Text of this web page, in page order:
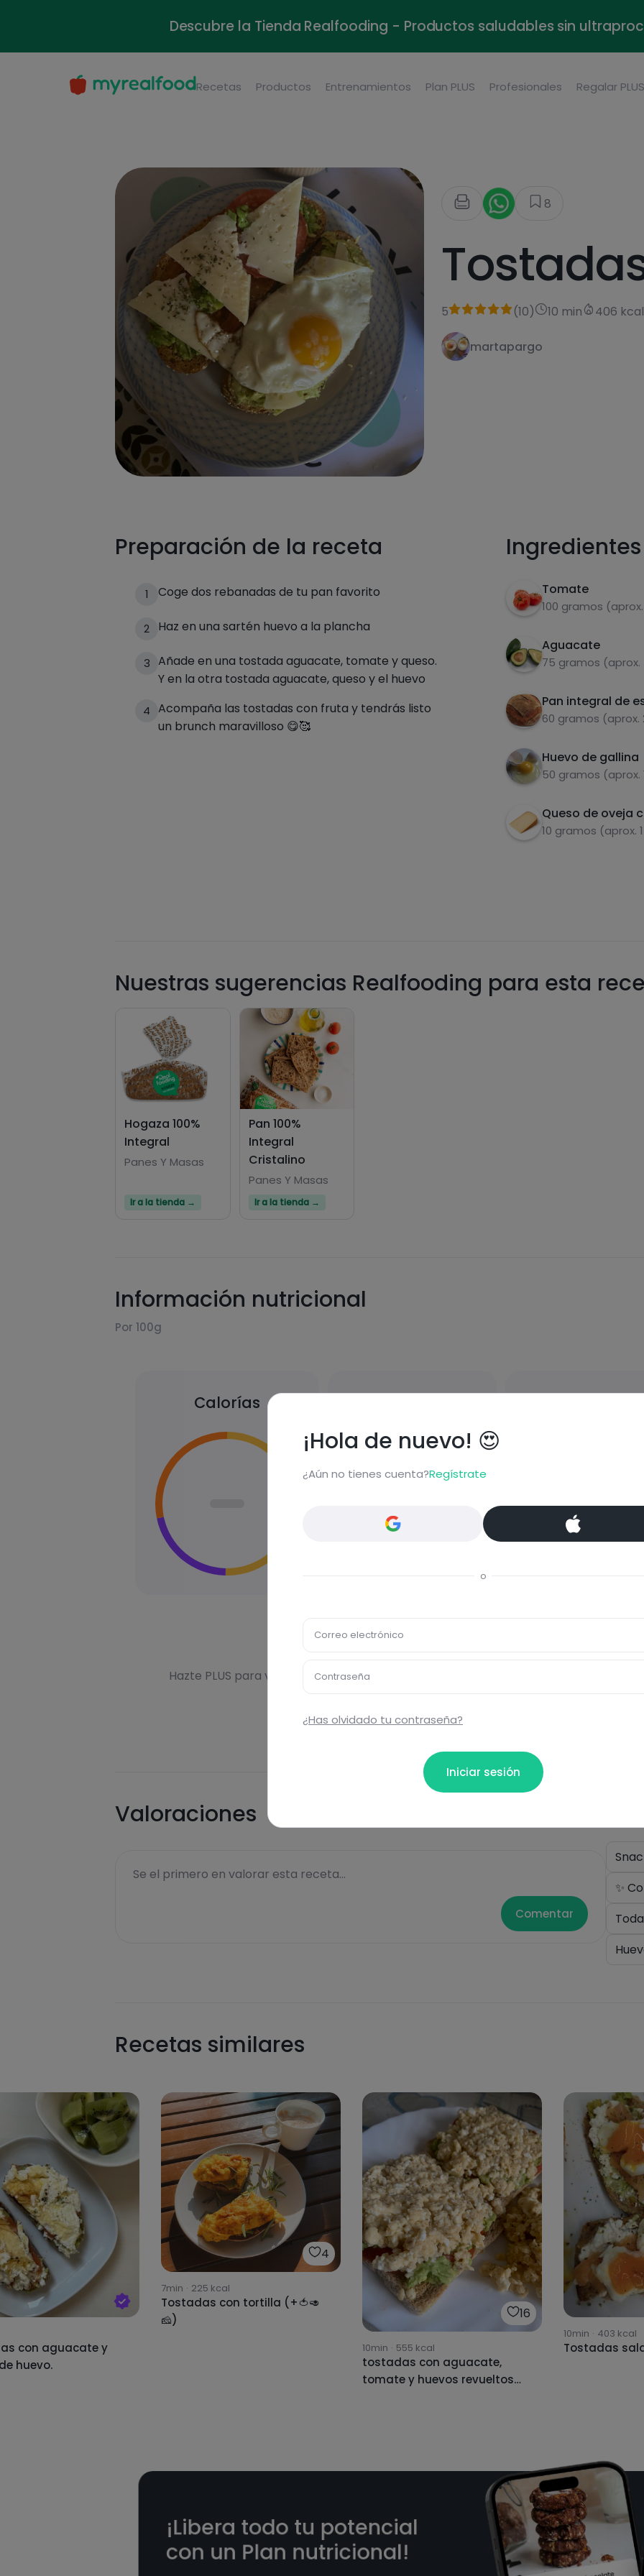
Descubre la Tienda Realfooding - Productos saludables sin
Recetas Productos Entrenamientos Plan PLUS Profesionales Regalar
8
5 (10) 10 min 406 kcal
martapargo
Preparación de la receta
1 Coge dos rebanadas de tu pan favorito
2 Haz en una sartén huevo a la plancha
3 Añade en una tostada aguacate, tomate y queso.
Y en la otra tostada aguacate, queso y el huevo
4 Acompaña las tostadas con fruta y tendrás listo
un brunch maravilloso 😋🥰
Ingredientes
Tomate
100 gramos
Aguacate
75 gramos
Pan integral de
60 gramos
Huevo de gallina
50 gramos (aprox.
Queso de oveja
10 gramos (aprox.
Nuestras sugerencias Realfooding para esta
Hogaza 100%
Integral
Panes Y Masas
Ir a la tienda →
Pan 100%
Integral
Cristalino
Panes Y Masas
Ir a la tienda →
Información nutricional
Por 100g
Calorías
Proteínas
Hazte PLUS para ver la información nutricional de las recetas, y desbloquear
Valoraciones
Se el primero en valorar esta receta...
Comentar
✨
Recetas similares
con aguacate y
huevo.
4
7min · 225 kcal
Tostadas con tortilla (+🍅🥑
🧀)
16
10min · 555 kcal
tostadas con aguacate,
tomate y huevos revueltos
10min · 403 kcal
Tostadas
¡Libera todo tu potencial
con un Plan nutricional!
¡Hola de nuevo! 😍
¿Aún no tienes cuenta?Regístrate
o
Correo electrónico
Contraseña
¿Has olvidado tu contraseña?
Iniciar sesión